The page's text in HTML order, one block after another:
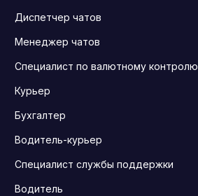
Диспетчер чатов
Менеджер чатов
Специалист по валютному контролю
Курьер
Бухгалтер
Водитель-курьер
Специалист службы поддержки
Водитель